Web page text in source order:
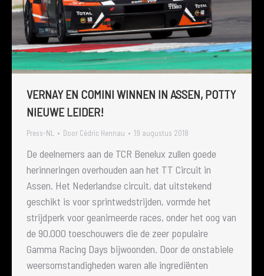
VERNAY EN COMINI WINNEN IN ASSEN, POTTY
NIEUWE LEIDER!
Press-NL Door Cédric Hennau 19 augustus 2018
De deelnemers aan de TCR Benelux zullen goede
herinneringen overhouden aan het TT Circuit in
Assen. Het Nederlandse circuit, dat uitstekend
geschikt is voor sprintwedstrijden, vormde het
strijdperk voor geanimeerde races, onder het oog van
de 90.000 toeschouwers die de zeer populaire
Gamma Racing Days bijwoonden. Door de onstabiele
weersomstandigheden waren alle ingrediënten